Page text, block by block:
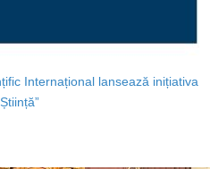
Internațional lansează inițiativa